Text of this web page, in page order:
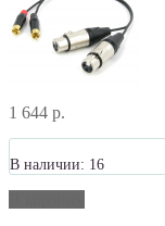
1 644 р.
В наличии: 16